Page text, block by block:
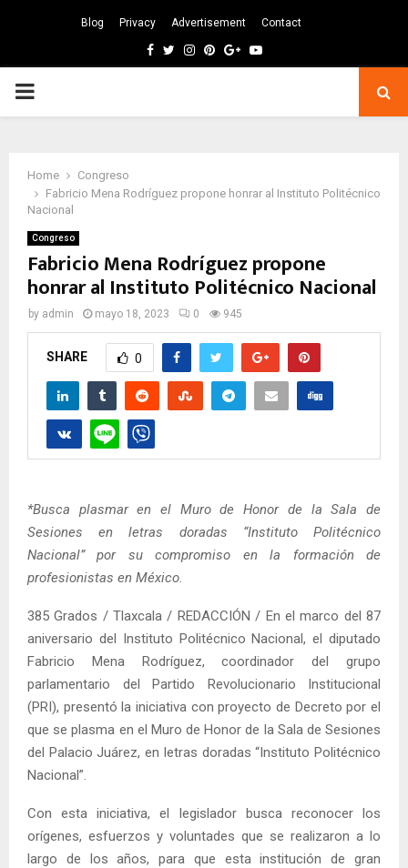
Blog Privacy Advertisement Contact
Facebook
TwitterInstagram
Pinterest
GoogleYoutube
PRIMARY
Home
Congreso
Fabricio Mena Rodríguez propone honrar al Instituto Politécnico
Nacional
Congreso
Fabricio Mena Rodríguez propone
honrar al Instituto Politécnico Nacional
by admin mayo 18, 2023 0 945
SHARE 0
*Busca plasmar en el Muro de Honor de la Sala de
Sesiones en letras doradas “Instituto Politécnico
Nacional” por su compromiso en la formación de
profesionistas en México.
385 Grados / Tlaxcala / REDACCIÓN / En el marco del 87
aniversario del Instituto Politécnico Nacional, el diputado
Fabricio Mena Rodríguez, coordinador del grupo
parlamentario del Partido Revolucionario Institucional
(PRI), presentó la iniciativa con proyecto de Decreto por el
que se plasma en el Muro de Honor de la Sala de Sesiones
del Palacio Juárez, en letras doradas “Instituto Politécnico
Nacional”.
Con esta iniciativa, el legislador busca reconocer los
orígenes, esfuerzos y voluntades que se realizaron a lo
largo de los años, para que esta institución de gran